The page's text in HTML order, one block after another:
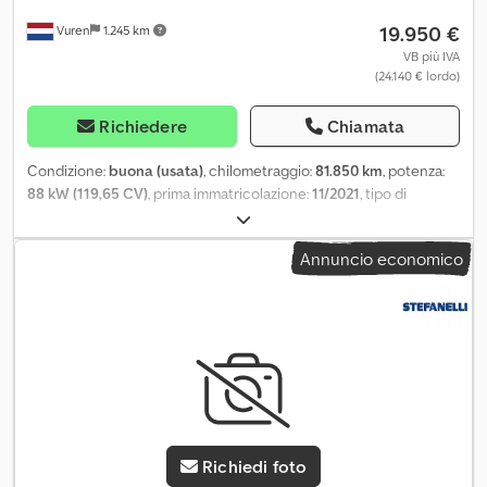
Vuren 1.245 km 19.950 €
VB più IVA
(24.140 € lordo)
Richiedere Chiamata
Condizione: buona (usata), chilometraggio:81.850 km, potenza:
88 kW (119,65 CV) , prima immatricolazione:11/2021 , tipo di
, dimensione degli pneumatici:
configurazione degli assi:4x2, passo:3.800 mm, carburante:
cabina corta, tipo di
, lunghezza totale:
3.600 mm
, altezza vano di carico:390 mm
ABS, Apple CarPlay, Bluetooth, aria
condizionata, chiusura centralizzata, controllo della trazione,
regolazione elettrica dei finestrini, specchietto retrovisore
, = Ulteriori opzioni e accessori = - Fari alogeni - Nessuno
Annuncio economico
Richiedi foto